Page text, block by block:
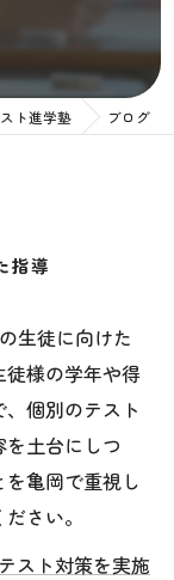
ト進学塾 ブログ
指導
生徒に向けた
様の学年や得
個別のテスト
土台にしつ
亀岡で重視し
さい。
スト対策を実施